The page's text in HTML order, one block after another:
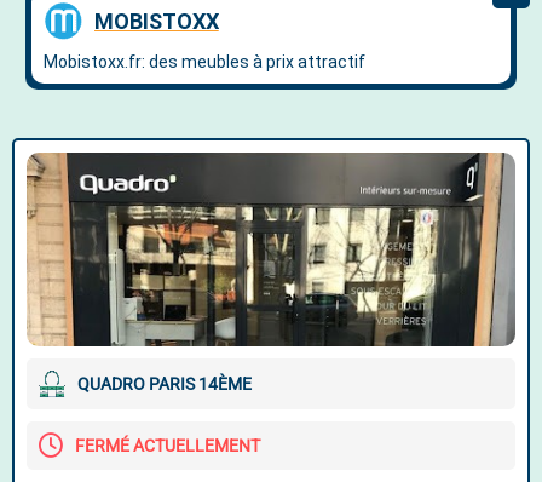
QUADRO PARIS 14ÈME
FERMÉ ACTUELLEMENT